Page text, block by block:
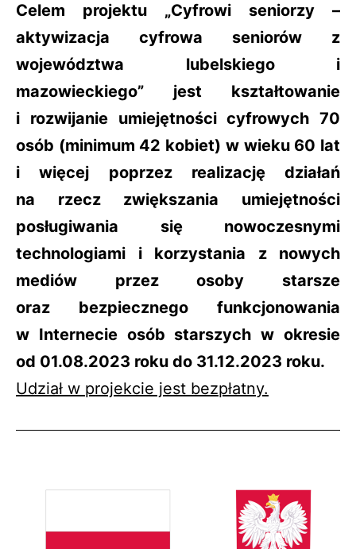
Celem projektu „Cyfrowi seniorzy –
aktywizacja cyfrowa seniorów z
województwa lubelskiego i
mazowieckiego” jest kształtowanie
i rozwijanie umiejętności cyfrowych 70
osób (minimum 42 kobiet) w wieku 60 lat
i więcej poprzez realizację działań
na rzecz zwiększania umiejętności
posługiwania się nowoczesnymi
technologiami i korzystania z nowych
mediów przez osoby starsze
oraz bezpiecznego funkcjonowania
w Internecie osób starszych w okresie
od 01.08.2023 roku do 31.12.2023 roku.
Udział w projekcie jest bezpłatny.